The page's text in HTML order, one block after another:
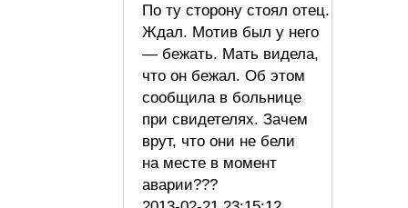
По ту сторону стоял отец.
Ждал. Мотив был у него
— бежать. Мать видела,
что он бежал. Об этом
сообщила в больнице
при свидетелях. Зачем
врут, что они не бели
на месте в момент
аварии???